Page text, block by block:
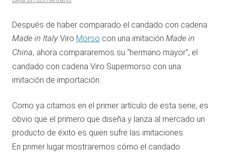
Después de haber comparado el candado con cadena
Made in Italy Viro Morso con una imitación Made in
China, ahora compararemos su “hermano mayor”, el
candado con cadena Viro Supermorso con una
imitación de importación.
Como ya citamos en el primer artículo de esta serie, es
obvio que el primero que diseña y lanza al mercado un
producto de éxito es quien sufre las imitaciones.
En primer lugar mostraremos cómo el candado